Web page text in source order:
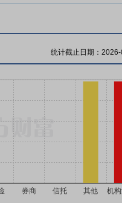
统计截止日期：